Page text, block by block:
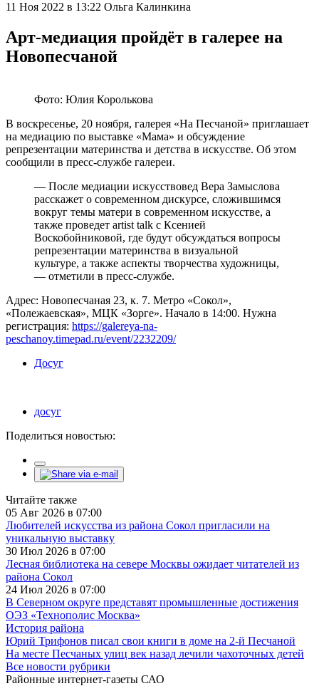
11 Ноя 2022 в 13:22 Ольга Калинкина
Арт-медиация пройдёт в галерее на
Новопесчаной
Фото: Юлия Королькова
В воскресенье, 20 ноября, галерея «На Песчаной» приглашает
на медиацию по выставке «Мама» и обсуждение
репрезентации материнства и детства в искусстве. Об этом
сообщили в пресс-службе галереи.
— После медиации искусствовед Вера Замыслова
расскажет о современном дискурсе, сложившимся
вокруг темы матери в современном искусстве, а
также проведет artist talk с Ксенией
Воскобойниковой, где будут обсуждаться вопросы
репрезентации материнства в визуальной
культуре, а также аспекты творчества художницы,
— отметили в пресс-службе.
Адрес: Новопесчаная 23, к. 7. Метро «Сокол»,
«Полежаевская», МЦК «Зорге». Начало в 14:00. Нужна
регистрация: https://galereya-na-
peschanoy.timepad.ru/event/2232209/
Досуг
досуг
Поделиться новостью:
Читайте также
05 Авг 2026 в 07:00
Любителей искусства из района Сокол пригласили на
уникальную выставку
30 Июл 2026 в 07:00
Лесная библиотека на севере Москвы ожидает читателей из
района Сокол
24 Июл 2026 в 07:00
В Северном округе представят промышленные достижения
ОЭЗ «Технополис Москва»
История района
Юрий Трифонов писал свои книги в доме на 2-й Песчаной
На месте Песчаных улиц век назад лечили чахоточных детей
Все новости рубрики
Районные интернет-газеты САО